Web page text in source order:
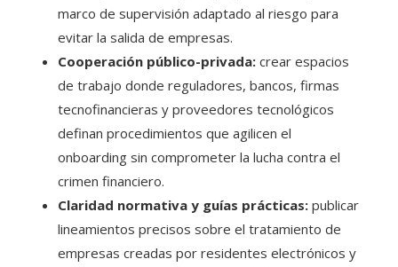
marco de supervisión adaptado al riesgo para
evitar la salida de empresas.
Cooperación público-privada: crear espacios
de trabajo donde reguladores, bancos, firmas
tecnofinancieras y proveedores tecnológicos
definan procedimientos que agilicen el
onboarding sin comprometer la lucha contra el
crimen financiero.
Claridad normativa y guías prácticas: publicar
lineamientos precisos sobre el tratamiento de
empresas creadas por residentes electrónicos y